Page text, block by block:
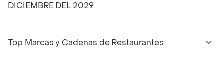
DICIEMBRE DEL 2029
Top Marcas y Cadenas de Restaurantes